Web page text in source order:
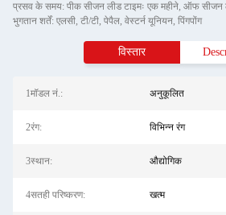
प्रसव के समय: पीक सीजन लीड टाइमः एक महीने, ऑफ सीजन
भुगतान शर्तें: एलसी, टी/टी, पेपैल, वेस्टर्न यूनियन, पिंगपोंग
विस्तार
1मॉडल नं.: अनुकूलित
2रंग: विभिन्न रंग
3स्थान: औद्योगिक
4सतही परिष्करण: खत्म